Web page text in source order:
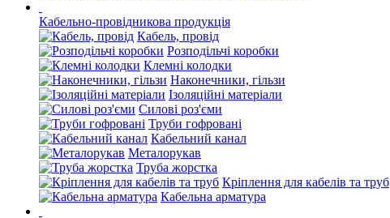
Кабельно-провідникова продукція
Кабель, провід
Розподільчі коробки
Клемні колодки
Наконечники, гільзи
Ізоляційні матеріали
Силові роз'єми
Труби гофровані
Кабельний канал
Металорукав
Труба жорстка
Кріплення для кабелів та труб
Кабельна арматура